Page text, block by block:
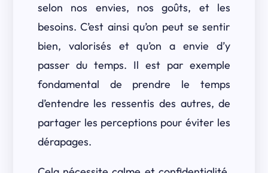
selon nos envies, nos goûts, et les
besoins. C’est ainsi qu’on peut se sentir
bien, valorisés et qu’on a envie d’y
passer du temps. Il est par exemple
fondamental de prendre le temps
d’entendre les ressentis des autres, de
partager les perceptions pour éviter les
dérapages.